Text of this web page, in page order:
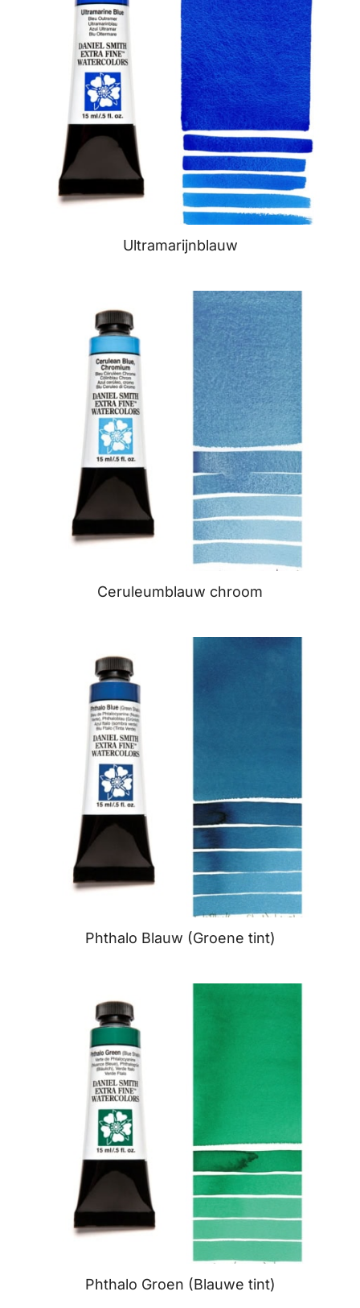
Ultramarijnblauw
Ceruleumblauw chroom
Phthalo Blauw (Groene tint)
Phthalo Groen (Blauwe tint)